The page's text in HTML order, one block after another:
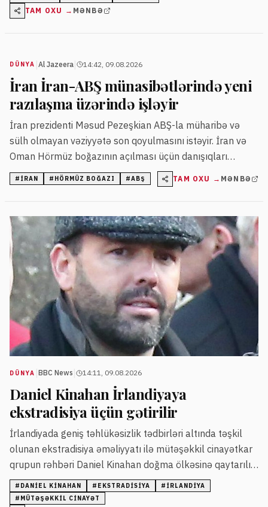
qarşılaşacaq.
TAM OXU → MƏNBƏ
DÜNYA Al Jazeera 14:42, 09.08.2026
İran İran-ABŞ münasibətlərində yeni
razılaşma üzərində işləyir
İran prezidenti Məsud Pezeşkian ABŞ-la müharibə və
sülh olmayan vəziyyətə son qoyulmasını istəyir. İran və
Oman Hörmüz boğazının açılması üçün danışıqları
davam etdirir.
# İRAN # HÖRMÜZ BOĞAZI #ABŞ TAM OXU → MƏNBƏ
DÜNYA BBC News 14:11, 09.08.2026
Daniel Kinahan İrlandiyaya
ekstradisiya üçün gətirilir
İrlandiyada geniş təhlükəsizlik tədbirləri altında təşkil
olunan ekstradisiya əməliyyatı ilə mütəşəkkil cinayətkar
qrupun rəhbəri Daniel Kinahan doğma ölkəsinə qaytarılır.
Kinahanın İrlandiyada Xüsusi Cinayət Məhkəməsində
mühakiməsi planlaşdırılır.
# DANIEL KINAHAN # EKSTRADISIYA # İRLANDIYA
# MÜTƏŞƏKKIL CINAYƏT